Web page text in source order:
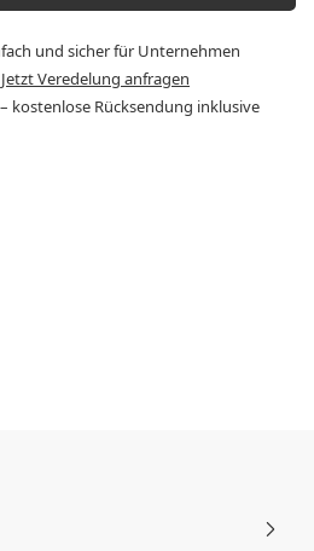
und sicher für Unternehmen
Jetzt Veredelung anfragen
– kostenlose Rücksendung inklusive